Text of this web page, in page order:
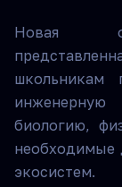
Новая
школьникам
биологию,
необходимые
экосистем.